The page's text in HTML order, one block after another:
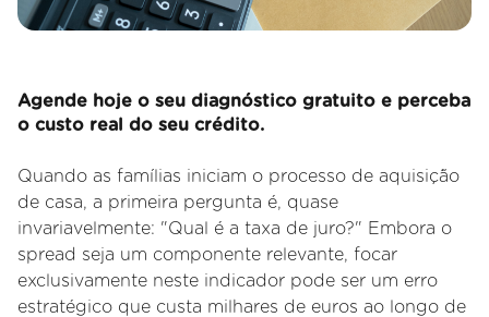
Agende hoje o seu diagnóstico gratuito e perceba
o custo real do seu crédito.
Quando as famílias iniciam o processo de aquisição
de casa, a primeira pergunta é, quase
invariavelmente: "Qual é a taxa de juro?" Embora o
spread seja um componente relevante, focar
exclusivamente neste indicador pode ser um erro
estratégico que custa milhares de euros ao longo de